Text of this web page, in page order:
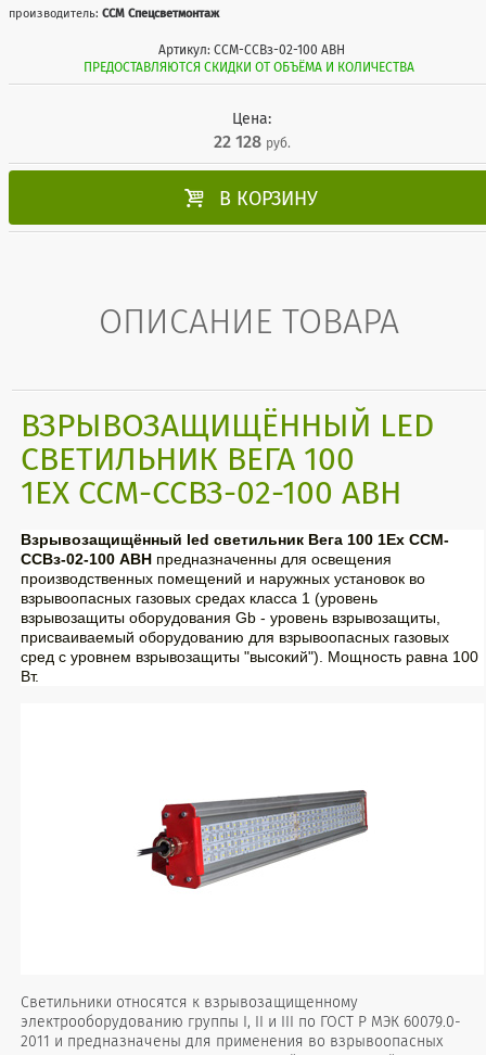
производитель:ССМ Спецсветмонтаж
Артикул: ССМ-ССВз-02-100 АВН
ПРЕДОСТАВЛЯЮТСЯ СКИДКИ ОТ ОБЪЁМА И КОЛИЧЕСТВА
Цена:
22 128 руб.
 В КОРЗИНУ
ОПИСАНИЕ ТОВАРА
ВЗРЫВОЗАЩИЩЁННЫЙ LED
СВЕТИЛЬНИК ВЕГА 100
1EX ССМ-ССВЗ-02-100 АВН
Взрывозащищённый led светильник Вега 100 1Ex ССМ-
ССВз-02-100 АВНпредназначенны для освещения
производственных помещений и наружных установок во
взрывоопасных газовых средах класса 1 (уровень
взрывозащиты оборудования Gb- уровень взрывозащиты,
присваиваемый оборудованию для взрывоопасных газовых
сред с уровнем взрывозащиты "высокий"). Мощность равна 100
Вт.
Светильники относятся к взрывозащищенному
электрооборудованию группы I, II и III по ГОСТ Р МЭК 60079.0-
2011 и предназначены для применения во взрывоопасных